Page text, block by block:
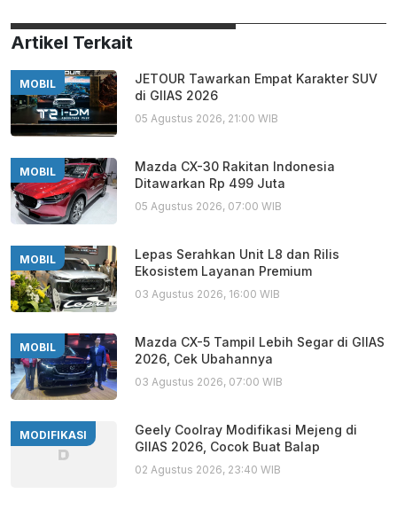
Artikel Terkait
MOBIL
JETOUR Tawarkan Empat Karakter SUV
di GIIAS 2026
05 Agustus 2026, 21:00 WIB
MOBIL
Mazda CX-30 Rakitan Indonesia
Ditawarkan Rp 499 Juta
05 Agustus 2026, 07:00 WIB
MOBIL
Lepas Serahkan Unit L8 dan Rilis
Ekosistem Layanan Premium
03 Agustus 2026, 16:00 WIB
MOBIL
Mazda CX-5 Tampil Lebih Segar di GIIAS
2026, Cek Ubahannya
03 Agustus 2026, 07:00 WIB
MODIFIKASI
Geely Coolray Modifikasi Mejeng di
GIIAS 2026, Cocok Buat Balap
02 Agustus 2026, 23:40 WIB